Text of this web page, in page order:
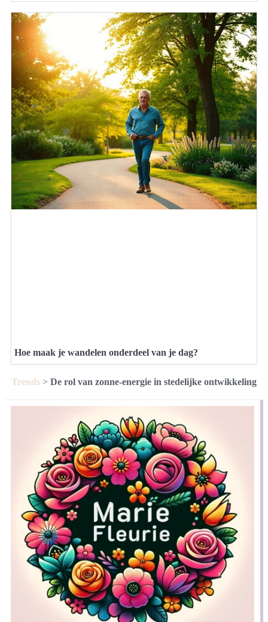
Hoe maak je wandelen onderdeel van je dag?
Trends > De rol van zonne-energie in stedelijke ontwikkeling